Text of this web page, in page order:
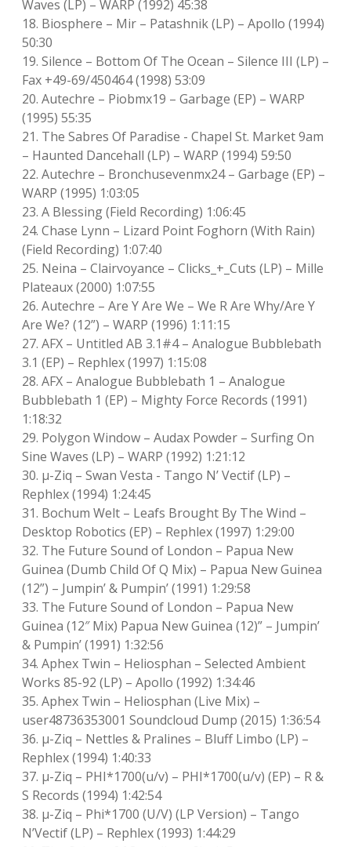
Waves (LP) – WARP (1992) 45:38
18. Biosphere – Mir – Patashnik (LP) – Apollo (1994)
50:30
19. Silence – Bottom Of The Ocean – Silence III (LP) –
Fax +49-69/450464 (1998) 53:09
20. Autechre – Piobmx19 – Garbage (EP) – WARP
(1995) 55:35
21. The Sabres Of Paradise ‎- Chapel St. Market 9am
– Haunted Dancehall (LP) – WARP (1994) 59:50
22. Autechre – Bronchusevenmx24 – Garbage (EP) –
WARP (1995) 1:03:05
23. A Blessing (Field Recording) 1:06:45
24. Chase Lynn – Lizard Point Foghorn (With Rain)
(Field Recording) 1:07:40
25. Neina – Clairvoyance – Clicks_+_Cuts (LP) – Mille
Plateaux (2000) 1:07:55
26. Autechre – Are Y Are We – We R Are Why/Are Y
Are We? (12”) – WARP (1996) 1:11:15
27. AFX – Untitled AB 3.1#4 – Analogue Bubblebath
3.1 (EP) – Rephlex (1997) 1:15:08
28. AFX – Analogue Bubblebath 1 – Analogue
Bubblebath 1 (EP) – Mighty Force Records (1991)
1:18:32
29. Polygon Window – Audax Powder – Surfing On
Sine Waves (LP) – WARP (1992) 1:21:12
30. μ-Ziq – Swan Vesta ‎- Tango N’ Vectif (LP) –
Rephlex (1994) 1:24:45
31. Bochum Welt – Leafs Brought By The Wind –
Desktop Robotics (EP) – Rephlex (1997) 1:29:00
32. The Future Sound of London – Papua New
Guinea (Dumb Child Of Q Mix) – Papua New Guinea
(12”) – Jumpin’ & Pumpin’ (1991) 1:29:58
33. The Future Sound of London – Papua New
Guinea (12″ Mix) Papua New Guinea (12)” – Jumpin’
& Pumpin’ (1991) 1:32:56
34. Aphex Twin – Heliosphan – Selected Ambient
Works 85-92 (LP) – Apollo (1992) 1:34:46
35. Aphex Twin – Heliosphan (Live Mix) –
user48736353001 Soundcloud Dump (2015) 1:36:54
36. μ-Ziq – Nettles & Pralines – Bluff Limbo (LP) –
Rephlex (1994) 1:40:33
37. μ-Ziq – PHI*1700(u/v) – PHI*1700(u/v) (EP) – R &
S Records (1994) 1:42:54
38. μ-Ziq – Phi*1700 (U/V) (LP Version) – Tango
N’Vectif (LP) – Rephlex (1993) 1:44:29